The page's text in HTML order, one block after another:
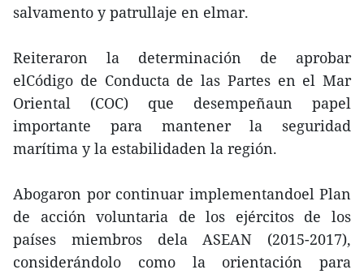
salvamento y patrullaje en elmar.
Reiteraron la determinación de aprobar
elCódigo de Conducta de las Partes en el Mar
Oriental (COC) que desempeñaun papel
importante para mantener la seguridad
marítima y la estabilidaden la región.
Abogaron por continuar implementandoel Plan
de acción voluntaria de los ejércitos de los
países miembros dela ASEAN (2015-2017),
considerándolo como la orientación para